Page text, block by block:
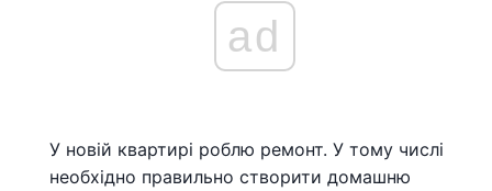
ad
У новій квартирі роблю ремонт. У тому числі
необхідно правильно створити домашню